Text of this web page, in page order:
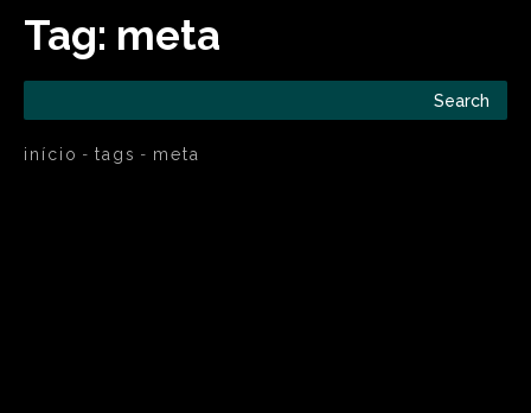
Tag: meta
Search
início tags meta